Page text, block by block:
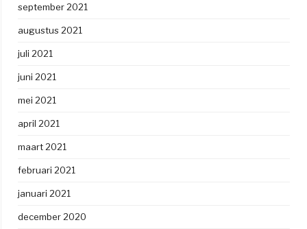
september 2021
augustus 2021
juli 2021
juni 2021
mei 2021
april 2021
maart 2021
februari 2021
januari 2021
december 2020